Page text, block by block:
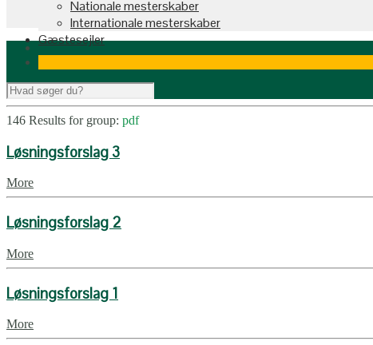
Nationale mesterskaber
Internationale mesterskaber
Gæstesejler
146 Results for group: pdf
Løsningsforslag 3
More
Løsningsforslag 2
More
Løsningsforslag 1
More